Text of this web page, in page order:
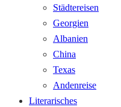
Städtereisen
Georgien
Albanien
China
Texas
Andenreise
Literarisches